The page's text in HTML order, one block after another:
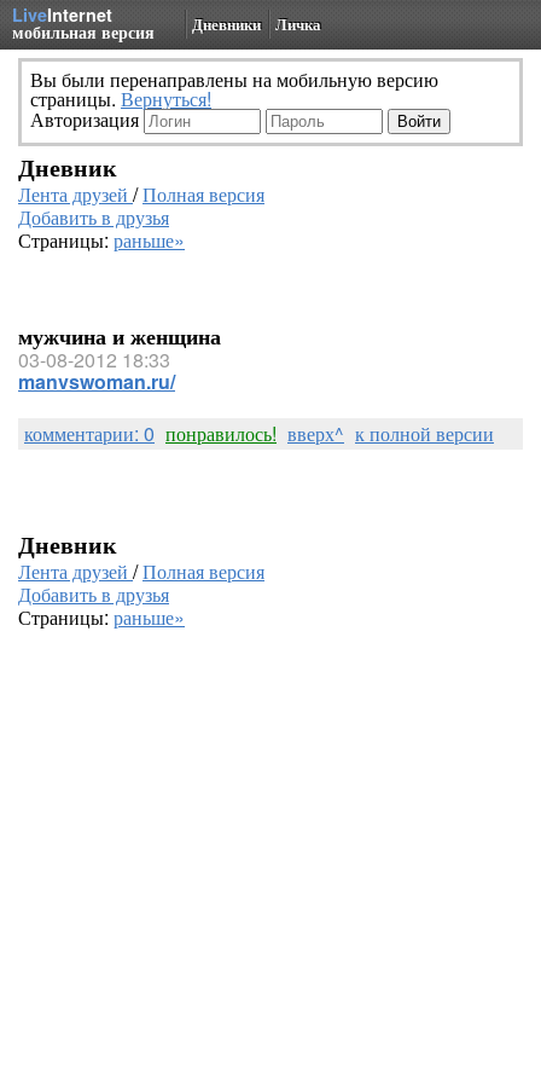
LiveInternet
мобильная версия Дневники Личка
Вы были перенаправлены на мобильную версию
страницы. Вернуться!
Авторизация
Дневник
Лента друзей /Полная версия
Добавить в друзья
Страницы: раньше»
мужчина и женщина
03-08-2012 18:33
manvswoman.ru/
комментарии: 0 понравилось! вверх^ к полной версии
Дневник
Лента друзей /Полная версия
Добавить в друзья
Страницы: раньше»